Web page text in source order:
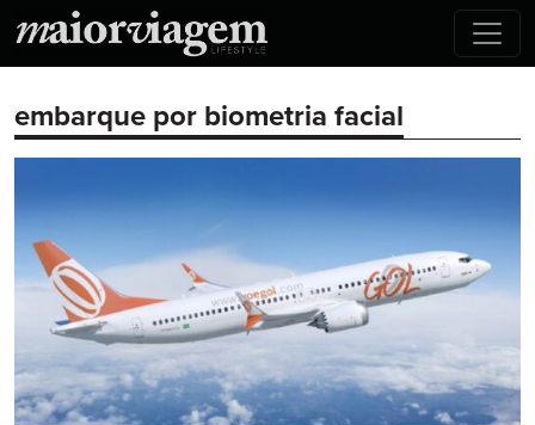
embarque por biometria facial